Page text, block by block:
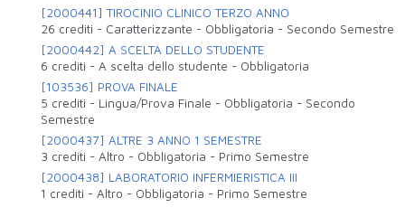
[2000441] TIROCINIO CLINICO TERZO ANNO
26 crediti - Caratterizzante - Obbligatoria - Secondo Semestre
[2000442] A SCELTA DELLO STUDENTE
6 crediti -A scelta dello studente - Obbligatoria
[103536] PROVA FINALE
5 crediti - Lingua/Prova Finale - Obbligatoria - Secondo
Semestre
[2000437] ALTRE 3 ANNO 1 SEMESTRE
3 crediti -Altro - Obbligatoria - Primo Semestre
[2000438] LABORATORIO INFERMIERISTICA III
1 crediti -Altro - Obbligatoria - Primo Semestre